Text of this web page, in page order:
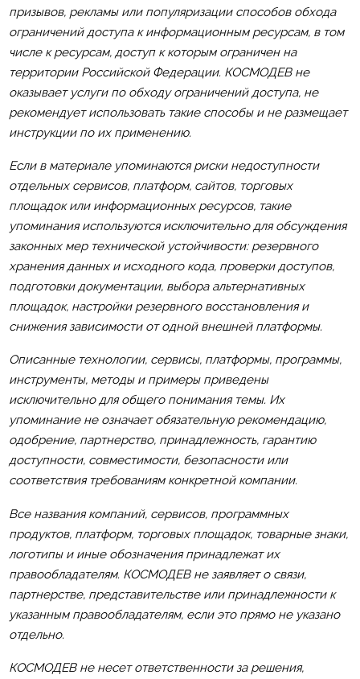
призывов, рекламы или популяризации способов обхода
ограничений доступа к информационным ресурсам, в том
числе к ресурсам, доступ к которым ограничен на
территории Российской Федерации. КОСМОДЕВ не
оказывает услуги по обходу ограничений доступа, не
рекомендует использовать такие способы и не размещает
инструкции по их применению.
Если в материале упоминаются риски недоступности
отдельных сервисов, платформ, сайтов, торговых
площадок или информационных ресурсов, такие
упоминания используются исключительно для обсуждения
законных мер технической устойчивости: резервного
хранения данных и исходного кода, проверки доступов,
подготовки документации, выбора альтернативных
площадок, настройки резервного восстановления и
снижения зависимости от одной внешней платформы.
Описанные технологии, сервисы, платформы, программы,
инструменты, методы и примеры приведены
исключительно для общего понимания темы. Их
упоминание не означает обязательную рекомендацию,
одобрение, партнерство, принадлежность, гарантию
доступности, совместимости, безопасности или
соответствия требованиям конкретной компании.
Все названия компаний, сервисов, программных
продуктов, платформ, торговых площадок, товарные знаки,
логотипы и иные обозначения принадлежат их
правообладателям. КОСМОДЕВ не заявляет о связи,
партнерстве, представительстве или принадлежности к
указанным правообладателям, если это прямо не указано
отдельно.
КОСМОДЕВ не несет ответственности за решения,